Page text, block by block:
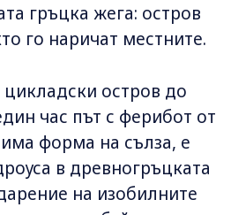
гръцка жега: остров
го наричат ​​местните.
остров до
час път с ферибот от
форма на сълза, е
в древногръцката
на изобилните